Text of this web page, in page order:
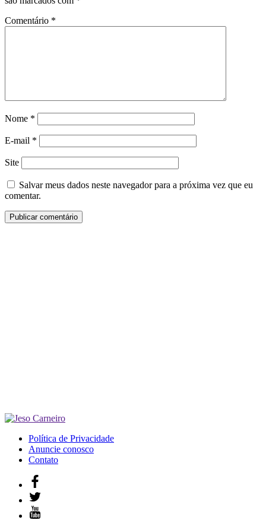
Comentário *
Nome *
E-mail *
Site
Salvar meus dados neste navegador para a próxima vez que eu
comentar.
Política de Privacidade
Anuncie conosco
Contato